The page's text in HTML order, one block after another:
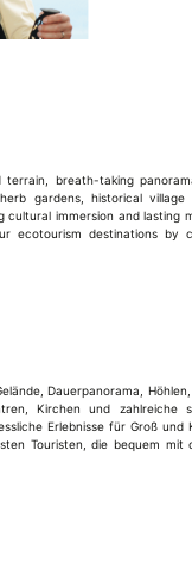
breath-taking
gardens, historical village
immersion and lasting
ecotourism destinations by
Dauerpanorama, Höhlen,
Kirchen und zahlreiche
Erlebnisse für Groß und
Touristen, die bequem mit